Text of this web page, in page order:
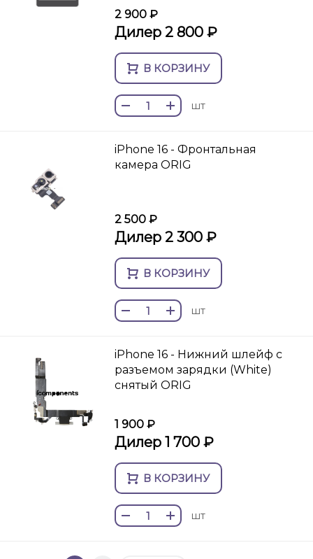
2 900 ₽
Дилер 2 800 ₽
В КОРЗИНУ
шт
iPhone 16 - Фронтальная
камера ORIG
2 500 ₽
Дилер 2 300 ₽
В КОРЗИНУ
шт
iPhone 16 - Нижний шлейф с
разъемом зарядки (White)
снятый ORIG
1 900 ₽
Дилер 1 700 ₽
В КОРЗИНУ
шт